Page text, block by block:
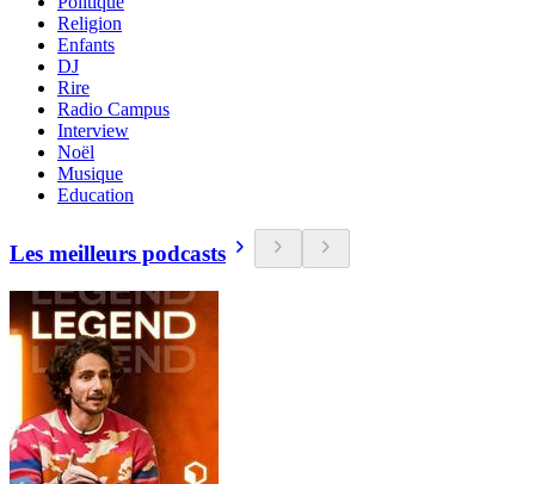
Religion
Enfants
DJ
Rire
Radio Campus
Interview
Noël
Musique
Education
Les meilleurs podcasts